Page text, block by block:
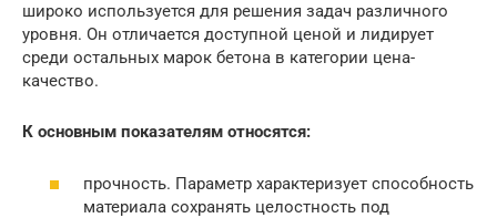
широко используется для решения задач различного
уровня. Он отличается доступной ценой и лидирует
среди остальных марок бетона в категории цена-
качество.
К основным показателям относятся:
прочность. Параметр характеризует способность
материала сохранять целостность под